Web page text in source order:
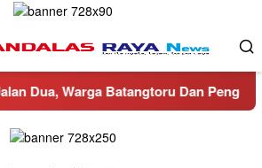
Warga Batangtoru Dan Pengendara